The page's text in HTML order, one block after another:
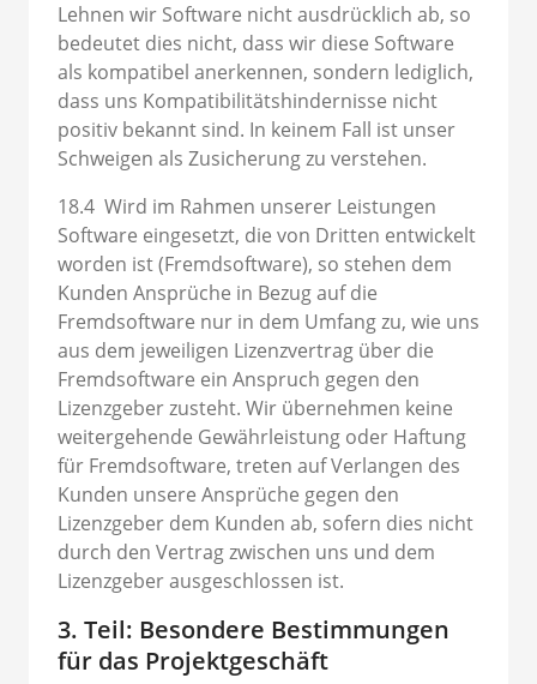
Lehnen wir Software nicht ausdrücklich ab, so
bedeutet dies nicht, dass wir diese Software
als kompatibel anerkennen, sondern lediglich,
dass uns Kompatibilitätshindernisse nicht
positiv bekannt sind. In keinem Fall ist unser
Schweigen als Zusicherung zu verstehen.
18.4 Wird im Rahmen unserer Leistungen
Software eingesetzt, die von Dritten entwickelt
worden ist (Fremdsoftware), so stehen dem
Kunden Ansprüche in Bezug auf die
Fremdsoftware nur in dem Umfang zu, wie uns
aus dem jeweiligen Lizenzvertrag über die
Fremdsoftware ein Anspruch gegen den
Lizenzgeber zusteht. Wir übernehmen keine
weitergehende Gewährleistung oder Haftung
für Fremdsoftware, treten auf Verlangen des
Kunden unsere Ansprüche gegen den
Lizenzgeber dem Kunden ab, sofern dies nicht
durch den Vertrag zwischen uns und dem
Lizenzgeber ausgeschlossen ist.
3. Teil: Besondere Bestimmungen
für das Projektgeschäft